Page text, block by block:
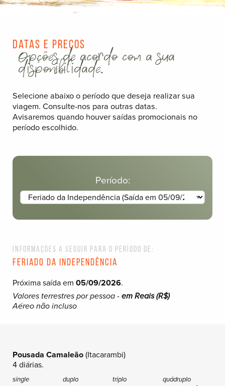
Datas e Preços
Opções de acordo com a sua
disponibilidade.
Selecione abaixo o período que deseja realizar sua
viagem. Consulte-nos para outras datas.
Avisaremos quando houver saídas promocionais no
período escolhido.
Período:
Informações a seguir para o período de:
Feriado da Independência
Próxima saída em 05/09/2026.
Valores terrestres por pessoa -em Reais (R$)
Aéreo não incluso
Pousada Camaleão(Itacarambi)
4 diárias.